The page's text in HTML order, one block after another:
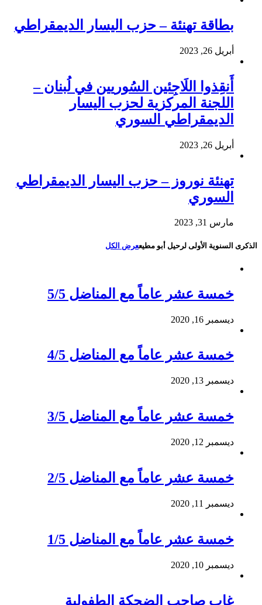
بطاقة تهنئة – حزب اليسار الديمقراطي
أبريل 26, 2023
أَنقِذوا اللَاجِئين السُوريين في لُبنان –
اللجنة المركزية لحزب اليسار
الديمقراطي السوري
أبريل 26, 2023
تهنئة نوروز – حزب اليسار الديمقراطي
السوري
مارس 31, 2023
الذكرى السنوية الأولى لرحيل أبو مطيععرض الكل
خمسة عشر عاماً مع المناضل 5/5
ديسمبر 16, 2020
خمسة عشر عاماً مع المناضل 4/5
ديسمبر 13, 2020
خمسة عشر عاماً مع المناضل 3/5
ديسمبر 12, 2020
خمسة عشر عاماً مع المناضل 2/5
ديسمبر 11, 2020
خمسة عشر عاماً مع المناضل 1/5
ديسمبر 10, 2020
غاب صاحب الضحكة الطفولية